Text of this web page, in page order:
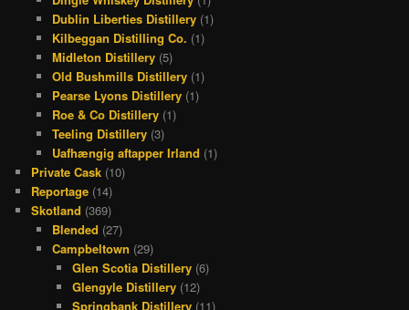
Dublin Liberties Distillery(1)
Kilbeggan Distilling Co. (1)
Midleton Distillery(5)
Old Bushmills Distillery(1)
Pearse Lyons Distillery(1)
Roe & Co Distillery(1)
Teeling Distillery(3)
Uafhængig aftapper Irland (1)
Private Cask (10)
Reportage (14)
Skotland (369)
Blended (27)
Campbeltown (29)
Glen Scotia Distillery (6)
Glengyle Distillery (12)
Springbank Distillery (11)